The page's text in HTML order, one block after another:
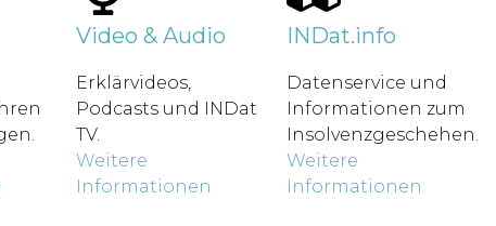
Video & Audio
Erklärvideos,
Podcasts und INDat
TV.
Weitere
Informationen
INDat.info
Datenservice und
Informationen zum
Insolvenzgeschehen.
Weitere
Informationen